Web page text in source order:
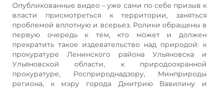
Опубликованные видео – уже сами по себе призыв к
власти присмотреться к территории, заняться
проблемой вплотную и всерьез. Ролики обращены в
первую очередь к тем, кто может и должен
прекратить такое издевательство над природой: к
прокуратуре Ленинского района Ульяновска и
Ульяновской области, к природоохранной
прокуратуре, Росприроднадзору, Минприроды
региона, к мэру города Дмитрию Вавилину и